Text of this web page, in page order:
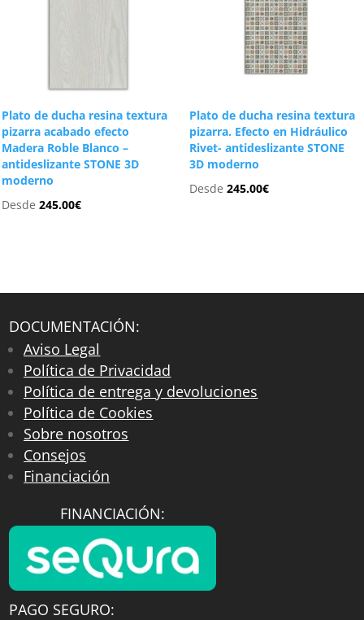
Plato de ducha resina textura
pizarra acabado efecto
Madera Roble Blanco –
antideslizante STONE 3D
moderno
Desde245.00€
Plato de ducha resina textura
pizarra. Efecto en Hidráulico
Rivet- antideslizante STONE
3D moderno
Desde 245.00€
DOCUMENTACIÓN:
Aviso Legal
Política de Privacidad
Política de entrega y devoluciones
Política de Cookies
Sobre nosotros
Consejos
Financiación
FINANCIACIÓN:
PAGO SEGURO: